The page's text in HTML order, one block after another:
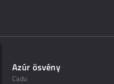
Azúr ösvény
Cadu